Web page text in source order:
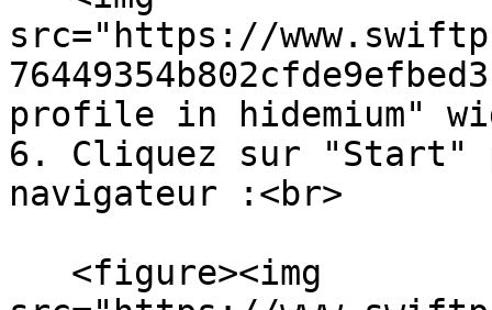
src="https://
profile in hidemium"
6. Cliquez sur "Start"
navigateur :<br>